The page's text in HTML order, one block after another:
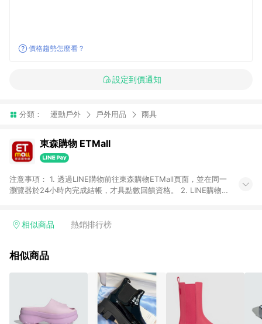
價格趨勢怎麼看？
設定到價通知
分類： 運動戶外 戶外用品 雨具
東森購物 ETMall
注意事項： 1. 透過LINE購物前往東森購物ETMall頁面，並在同一
瀏覽器於24小時內完成結帳，才具點數回饋資格。 2. LINE購物
單，皆不在點數回饋範圍內。 3. 如購買以下類別商品，將無法獲
球嚴選、商城、專案商品、「草莓網」全館商品。 4. 如取消訂
回饋。 5. 點數回饋會扣除所有折扣優惠後之最終發票金額計算，
實際回饋請依LINE購物通知為主。 6. 訂單如有使用東森購物
ETMall站內之折扣優惠(包含但不限於東森幣、樂透金、東森現金
券等)，不具點數回饋資格。詳細請依東森購物ETMall之結帳頁面
相似商品 熱銷排行榜
相似商品